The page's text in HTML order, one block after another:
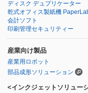
ディスク デュプリケーター
乾式オフィス製紙機
会計ソフト
印刷管理セキュリティー
産業向け製品
産業用ロボット
部品成形ソリューション
<インクジェットソリュー